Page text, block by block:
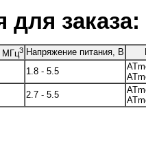
заказа:
МГц3 Напряжение питания, В
1.8 - 5.5
2.7 - 5.5